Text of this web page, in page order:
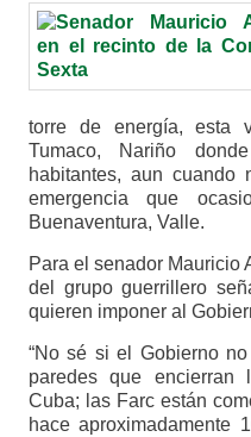
torre de energía, esta
Tumaco, Nariño
habitantes, aun
emergencia que
Buenaventura, Valle.
Para el senador Mauricio
del grupo guerrillero
quieren imponer al
“No sé si el Gobierno
paredes que
Cuba; las Farc están
hace aproximadamente